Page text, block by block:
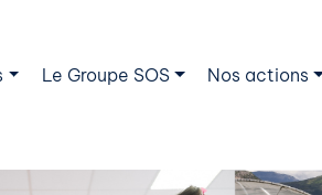
Le Groupe SOS Nos actions